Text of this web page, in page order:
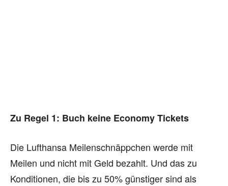
Zu Regel 1: Buch keine Economy Tickets
Die Lufthansa Meilenschnäppchen werde mit
Meilen und nicht mit Geld bezahlt. Und das zu
Konditionen, die bis zu 50% günstiger sind als